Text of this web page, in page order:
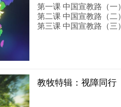
第一课 中国宣教路（一）
第二课 中国宣教路（二）
第三课 中国宣教路（三）
教牧特辑：视障同行